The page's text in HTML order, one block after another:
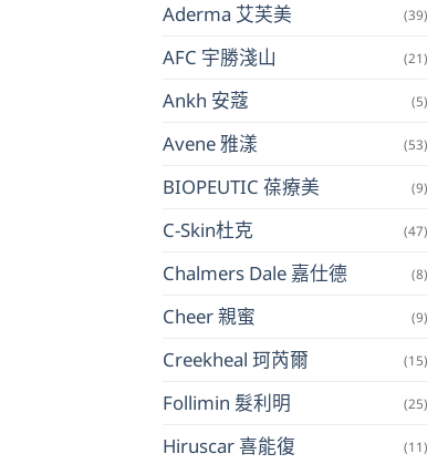
Aderma 艾芙美 (39)
AFC 宇勝淺山 (21)
Ankh 安蔻 (5)
Avene 雅漾 (53)
BIOPEUTIC 葆療美 (9)
C-Skin杜克 (47)
Chalmers Dale 嘉仕德 (8)
Cheer 親蜜 (9)
Creekheal 珂芮爾 (15)
Follimin 髮利明 (25)
Hiruscar 喜能復 (11)